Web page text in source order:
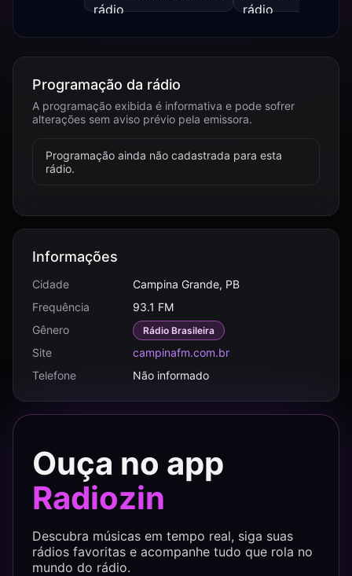
Programação da rádio
A programação exibida é informativa e pode sofrer
alterações sem aviso prévio pela emissora.
Programação ainda não cadastrada para esta
rádio.
Informações
Cidade
Campina Grande, PB
Frequência
93.1 FM
Gênero
Rádio Brasileira
Site
campinafm.com.br
Telefone
Não informado
Ouça no app
Radiozin
Descubra músicas em tempo real, siga suas
rádios favoritas e acompanhe tudo que rola no
mundo do rádio.